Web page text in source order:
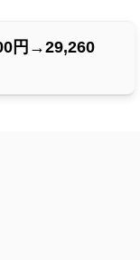
円→29,260